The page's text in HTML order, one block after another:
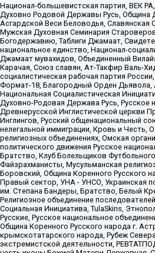
Национал-большевистская партия, ВЕК
Духовно Родовой Державы Русь, Община
Асгардской Веси Беловодья, Славянская
Мужская Духовная Семинария
Богодержавию, Таблиги Джамаат,
национальное единство, Национал-
Джамаат мувахидов, Объединенный
Карачая, Союз славян, Ат-Такфир Валь-
социалистическая рабочая партия
Формат-18, Благородный Орден Дьявола,
Национальная Социалистическая
Духовно-Родовая Держава Русь, Русское
Древнерусской Инглистической церкви
Инглингов, Русский общенациональный
нелегальной иммиграции, Кровь и Честь,
религиозных объединениях, Омская
политического движения Русское
Братство, Клуб Болельщиков
Файзрахманисты, Мусульманская
Боровский, Община Коренного Русского
Правый сектор, УНА - УНСО, Украинская
им. Степана Бандеры, Братство, Белый
Религиозное объединение
Социальная Инициатива, TulaSkins,
Русские, Русское национальное
Община Коренного Русского народа г.
крымскотатарского народа, Рубеж
экстремистской деятельности,